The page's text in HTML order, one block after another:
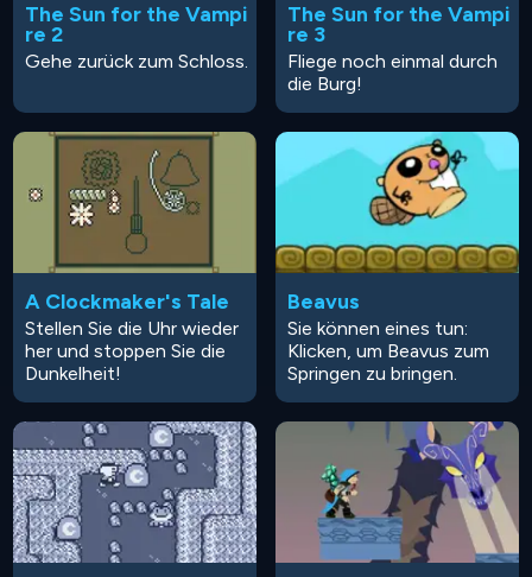
The Sun for the Vampi
re 2
Gehe zurück zum Schloss.
The Sun for the Vampi
re 3
Fliege noch einmal durch
die Burg!
A Clockmaker's Tale
Stellen Sie die Uhr wieder
her und stoppen Sie die
Dunkelheit!
Beavus
Sie können eines tun:
Klicken, um Beavus zum
Springen zu bringen.